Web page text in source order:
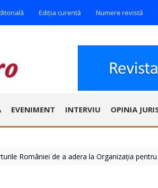
Ediția curentă Numere revistă
EVENIMENT INTERVIU OPINIA
de a adera la Organizația pentru